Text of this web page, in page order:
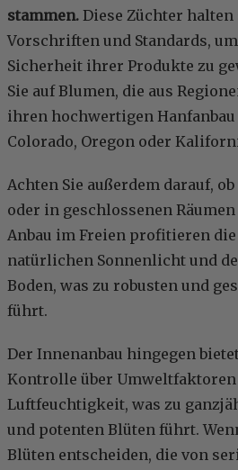
stammen. Diese Züchter
Vorschriften und Standards,
Sicherheit ihrer Produkte zu
Sie auf Blumen, die aus
ihren hochwertigen
Colorado, Oregon oder
Achten Sie außerdem darauf,
oder in geschlossenen
Anbau im Freien profitieren
natürlichen Sonnenlicht und
Boden, was zu robusten und
führt.
Der Innenanbau hingegen
Kontrolle über
Luftfeuchtigkeit, was zu
und potenten Blüten führt.
Blüten entscheiden, die von